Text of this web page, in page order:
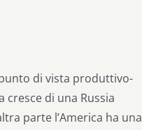
di vista produttivo-
cresce di una Russia
parte l’America ha una